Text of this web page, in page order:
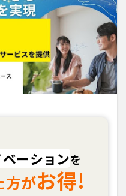
ベーションを
方がお得!